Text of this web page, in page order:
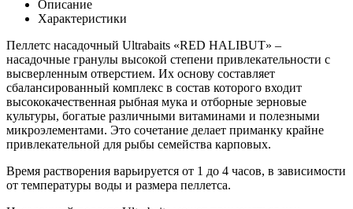
Описание
Характеристики
Пеллетс насадочный Ultrabaits «RED HALIBUT» –
насадочные гранулы высокой степени привлекательности с
высверленным отверстием. Их основу составляет
сбалансированный комплекс в состав которого входит
высококачественная рыбная мука и отборные зерновые
культуры, богатые различными витаминами и полезными
микроэлементами. Это сочетание делает приманку крайне
привлекательной для рыбы семейства карповых.
Время растворения варьируется от 1 до 4 часов, в зависимости
от температуры воды и размера пеллетса.